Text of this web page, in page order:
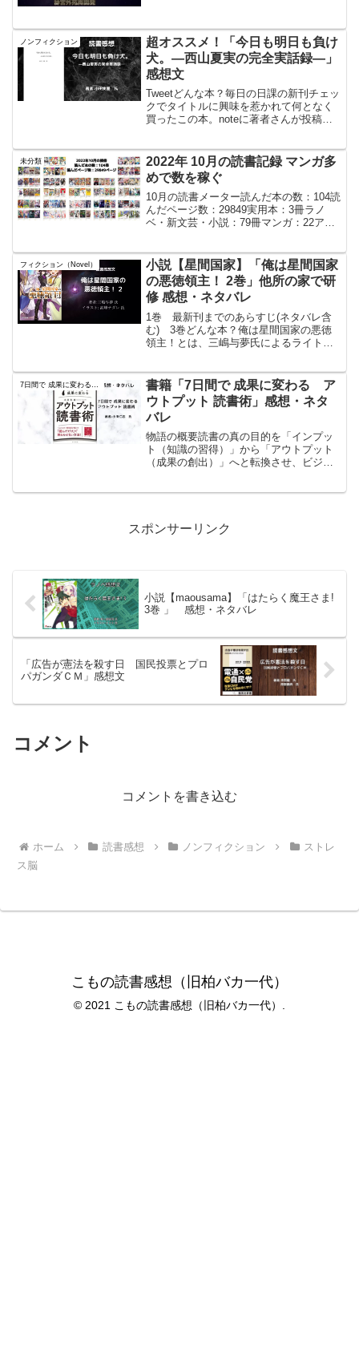
様々な視点からの分析や報道が行われて
いることを知っていました。しか...
ノンフィクション
超オススメ！「今日も明日も負け
犬。—西山夏実の完全実話録―」
感想文
Tweetどんな本？毎日の日課の新刊チェッ
クでタイトルに興味を惹かれて何となく
買ったこの本。noteに著者さんが投稿し
化もされてるだって？さらにさらに、
CAM...
未分類
2022年 10月の読書記録 マンガ多
めで数を稼ぐ
10月の読書メーター読んだ本の数：104読
んだページ数：29849実用本：3冊ラノ
ベ・新文芸・小説：79冊マンガ：22アル
うとしたら、ウェンディーから父親から
友...
フィクション（Novel）
小説【星間国家】「俺は星間国家
の悪徳領主！ 2巻」他所の家で研
修 感想・ネタバレ
1巻 最新刊までのあらすじ(ネタバレ含
む) 3巻どんな本？俺は星間国家の悪徳
領主！とは、三嶋与夢氏によるライトノ
で2018年から連載されており、オーバー
ラップ文庫から書...
書籍「7日間で 成果に変わる ア
ウトプット 読書術」感想・ネタ
バレ
物語の概要読書の真の目的を「インプッ
ト（知識の習得）」から「アウトプット
（成果の創出）」へと転換させ、ビジネ
スポンサーリンク
小説【maousama】「はたらく魔王さま!
3巻 」 感想・ネタバレ
「広告が憲法を殺す日 国民投票とプロ
パガンダＣＭ」感想文
コメント
コメントを書き込む
ホーム 読書感想 ノンフィクション
ストレ
ス脳
こもの読書感想（旧柏バカ一代）
© 2021 こもの読書感想（旧柏バカ一代）.